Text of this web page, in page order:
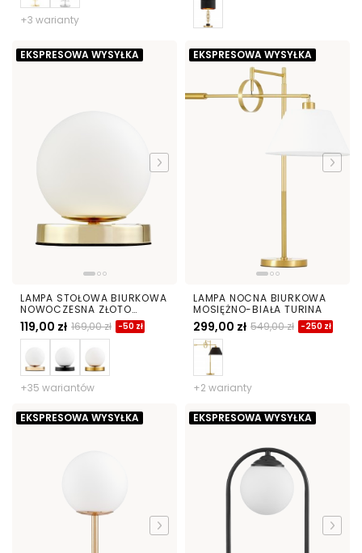
+3 warianty
EKSPRESOWA WYSYŁKA
LAMPA STOŁOWA BIURKOWA
NOWOCZESNA ZŁOTO
KLASYCZNE BIAŁA KULA
FREDICA W1
119,00 zł 169,00 zł -50 zł
+35 wariantów
EKSPRESOWA WYSYŁKA
LAMPA NOCNA BIURKOWA
MOSIĘŻNO-BIAŁA TURINA
299,00 zł 549,00 zł -250 zł
+2 warianty
EKSPRESOWA WYSYŁKA EKSPRESOWA WYSYŁKA